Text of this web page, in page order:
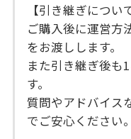
【引き継ぎについ
ご購入後に運営方
をお渡しします。
また引き継ぎ後も
す。
質問やアドバイス
でご安心ください。